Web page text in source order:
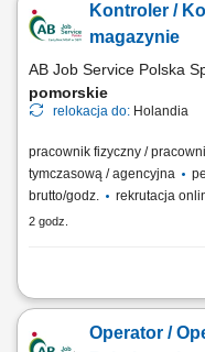
stosy do wysokości 8
do wysyłki w wyznaczonych
Kontroler /
magazynie
AB Job Service Polska
pomorskie
relokacja do: Holandia
pracownik fizyczny /
tymczasową / agencyjna
brutto/godz.
rekrutacja
2 godz.
Zadania na stanowisku:
programu magazynowego
Operator /